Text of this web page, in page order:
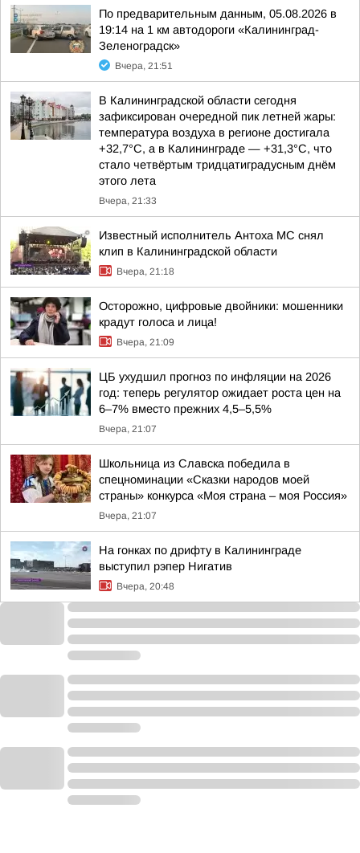
По предварительным данным, 05.08.2026 в
19:14 на 1 км автодороги «Калининград-
Зеленоградск»
Вчера, 21:51
В Калининградской области сегодня
зафиксирован очередной пик летней жары:
температура воздуха в регионе достигала
+32,7°С, а в Калининграде — +31,3°С, что
стало четвёртым тридцатиградусным днём
этого лета
Вчера, 21:33
Известный исполнитель Антоха МС снял
клип в Калининградской области
Вчера, 21:18
Осторожно, цифровые двойники: мошенники
крадут голоса и лица!
Вчера, 21:09
ЦБ ухудшил прогноз по инфляции на 2026
год: теперь регулятор ожидает роста цен на
6–7% вместо прежних 4,5–5,5%
Вчера, 21:07
Школьница из Славска победила в
спецноминации «Сказки народов моей
страны» конкурса «Моя страна – моя Россия»
Вчера, 21:07
На гонках по дрифту в Калининграде
выступил рэпер Нигатив
Вчера, 20:48